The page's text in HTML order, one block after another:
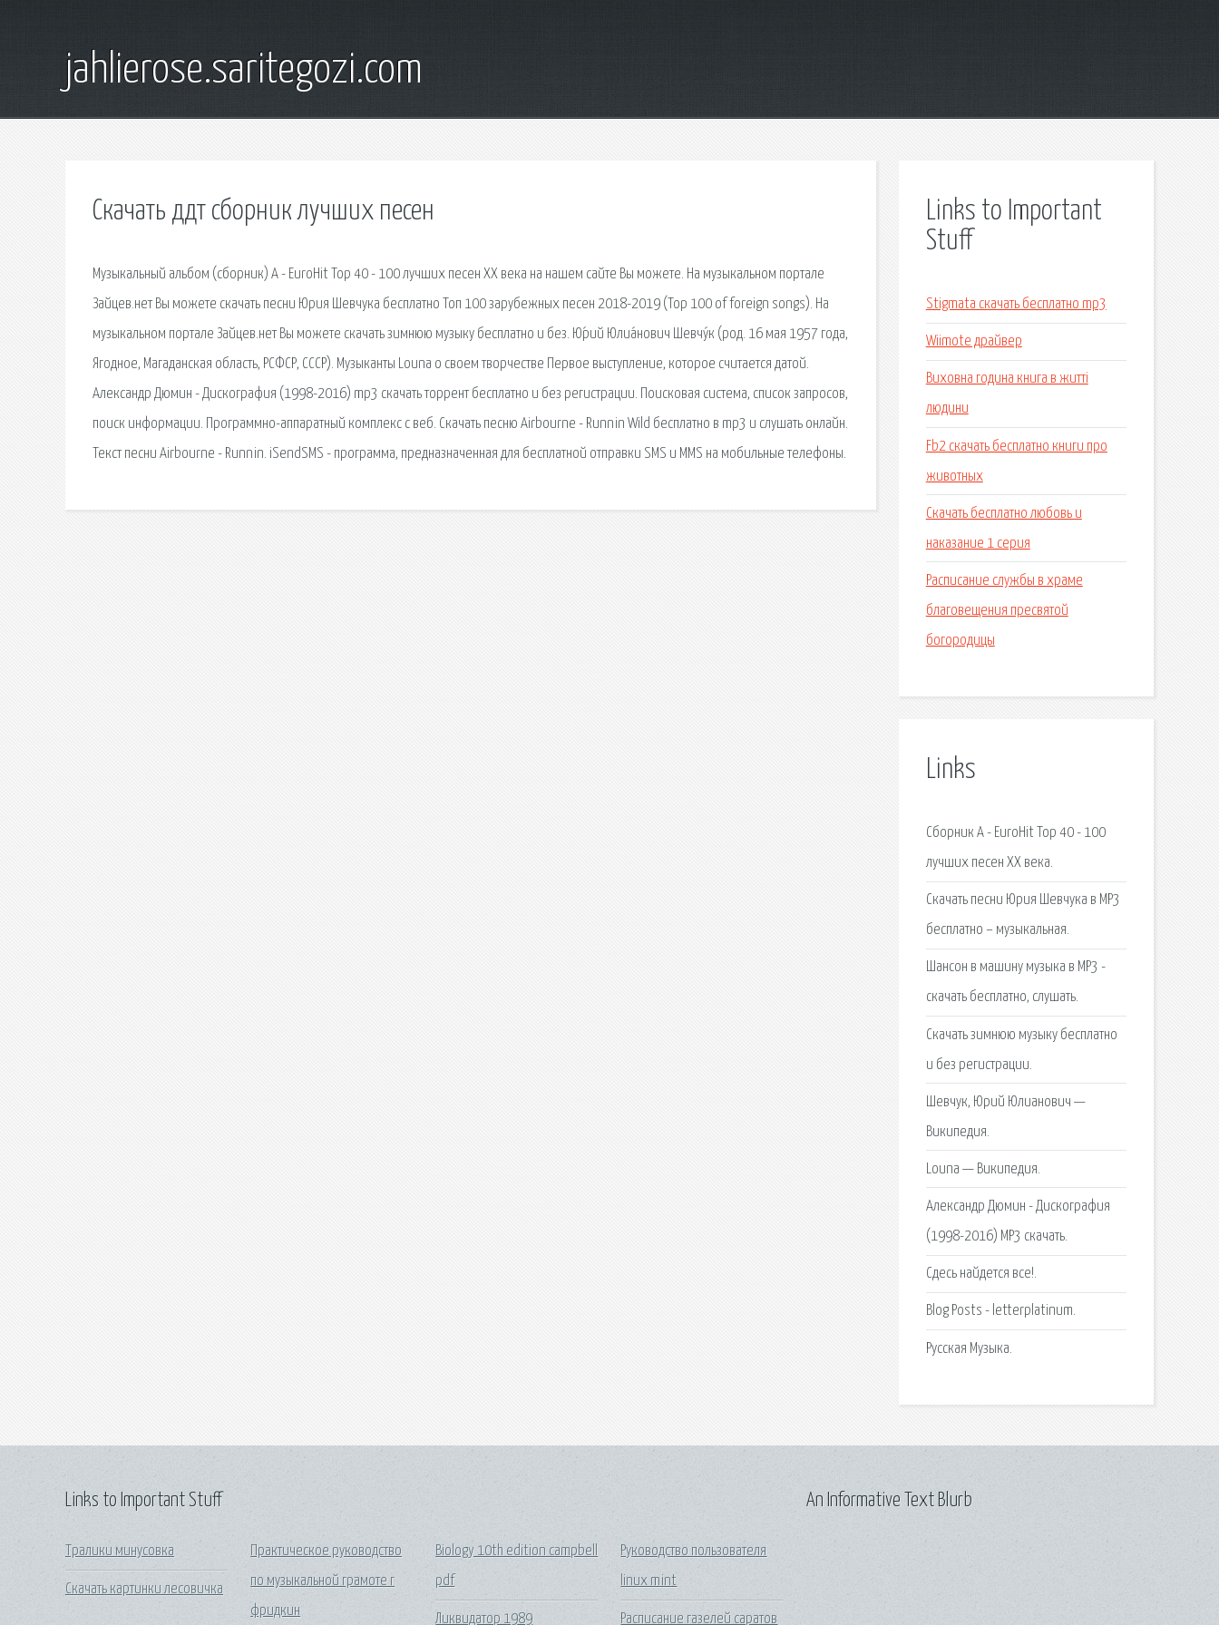
jahlierose.saritegozi.com
Скачать ддт сборник лучших песен
Музыкальный альбом (сборник) A - EuroHit Top 40 - 100 лучших песен XX века на нашем сайте Вы можете. На музыкальном портале
Зайцев.нет Вы можете скачать песни Юрия Шевчука бесплатно Топ 100 зарубежных песен 2018-2019 (Top 100 of foreign songs). На
музыкальном портале Зайцев.нет Вы можете скачать зимнюю музыку бесплатно и без. Ю́рий Юлиа́нович Шевчу́к (род. 16 мая 1957 года,
Ягодное, Магаданская область, РСФСР, СССР). Музыканты Louna о своем творчестве Первое выступление, которое считается датой.
Александр Дюмин - Дискография (1998-2016) mp3 скачать торрент бесплатно и без регистрации. Поисковая сиcтема, список запросов,
поиск информации. Программно-аппаратный комплекс с веб. Скачать песню Airbourne - Runnin Wild бесплатно в mp3 и слушать онлайн.
Текст песни Airbourne - Runnin. iSendSMS - программа, предназначенная для бесплатной отправки SMS и MMS на мобильные телефоны.
Links to Important
Stuff
Stigmata скачать бесплатно mp3
Wiimote драйвер
Виховна година книга в житті
людини
Fb2 скачать бесплатно книги про
животных
Скачать бесплатно любовь и
наказание 1 серия
Расписание службы в храме
благовещения пресвятой
богородицы
Links
Сборник A - EuroHit Top 40 - 100
лучших песен XX века.
Скачать песни Юрия Шевчука в MP3
бесплатно – музыкальная.
Шансон в машину музыка в MP3 -
скачать бесплатно, слушать.
Скачать зимнюю музыку бесплатно
и без регистрации.
Шевчук, Юрий Юлианович —
Википедия.
Louna — Википедия.
Александр Дюмин - Дискография
(1998-2016) MP3 скачать.
Сдесь найдется все!.
Blog Posts - letterplatinum.
Русская Музыка.
Links to Important Stuff
Тралики минусовка
Скачать картинки лесовичка
Практическое руководство
по музыкальной грамоте г
фридкин
Biology 10th edition campbell
pdf
Ликвидатор 1989
Руководство пользователя
linux mint
Расписание газелей саратов
An Informative Text Blurb